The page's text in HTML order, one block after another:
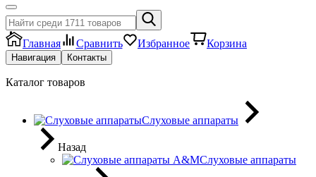
Главная Сравнить Избранное Корзина
Навигация Контакты
Каталог товаров
Слуховые аппараты
Назад
Слуховые аппараты